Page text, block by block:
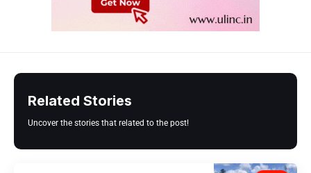
Related Stories
Uncover the stories that related to the post!